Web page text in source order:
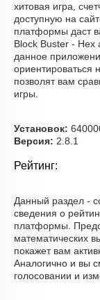
хитовая игра,
доступную на
платформы даст
Block Buster - Hex
данное
ориентироваться
позволят вам
игры.
Установок:
Версия: 2.8.1
Рейтинг:
Данный раздел -
сведения о
платформы.
математических
покажет вам
Аналогично и вы
голосовании и